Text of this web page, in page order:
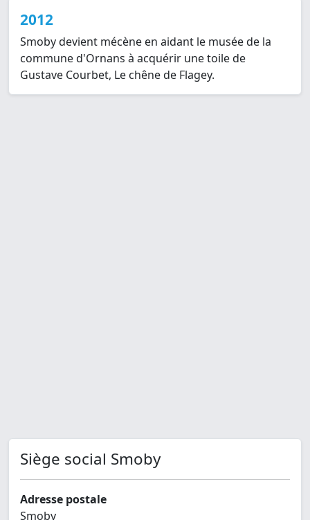
2012
Smoby devient mécène en aidant le musée de la
commune d'Ornans à acquérir une toile de
Gustave Courbet, Le chêne de Flagey.
Siège social Smoby
Adresse postale
Smoby